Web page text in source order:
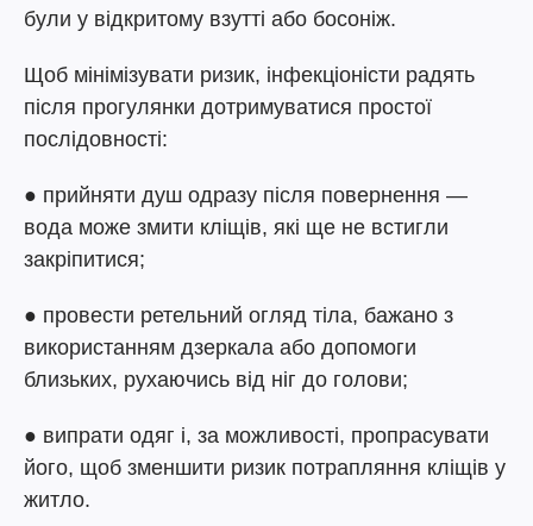
були у відкритому взутті або босоніж.
Щоб мінімізувати ризик, інфекціоністи радять
після прогулянки дотримуватися простої
послідовності:
● прийняти душ одразу після повернення —
вода може змити кліщів, які ще не встигли
закріпитися;
● провести ретельний огляд тіла, бажано з
використанням дзеркала або допомоги
близьких, рухаючись від ніг до голови;
● випрати одяг і, за можливості, пропрасувати
його, щоб зменшити ризик потрапляння кліщів у
житло.